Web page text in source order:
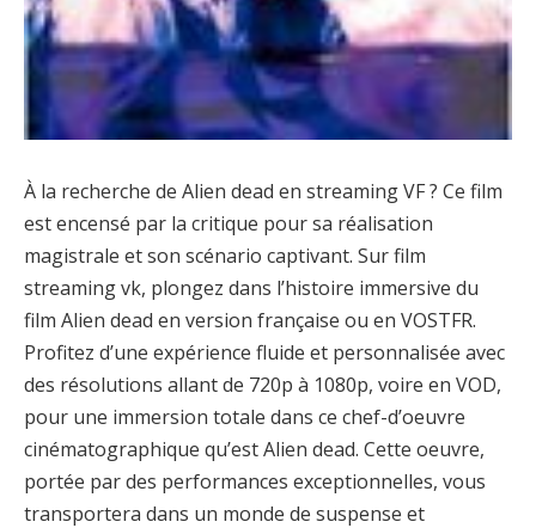
À la recherche de Alien dead en streaming VF ? Ce film
est encensé par la critique pour sa réalisation
magistrale et son scénario captivant. Sur film
streaming vk, plongez dans l’histoire immersive du
film Alien dead en version française ou en VOSTFR.
Profitez d’une expérience fluide et personnalisée avec
des résolutions allant de 720p à 1080p, voire en VOD,
pour une immersion totale dans ce chef-d’oeuvre
cinématographique qu’est Alien dead. Cette oeuvre,
portée par des performances exceptionnelles, vous
transportera dans un monde de suspense et